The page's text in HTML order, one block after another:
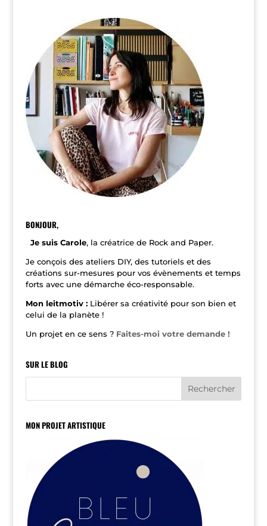
v
e
:
BONJOUR,
Je suis Carole, la créatrice de Rock and Paper.
Je conçois des ateliers DIY, des tutoriels et des
créations sur-mesures pour vos évènements et temps
forts avec une démarche éco-responsable.
Mon leitmotiv : Libérer sa créativité pour son bien et
celui de la planète !
Un projet en ce sens ? Faites-moi votre demande !
SUR LE BLOG
MON PROJET ARTISTIQUE